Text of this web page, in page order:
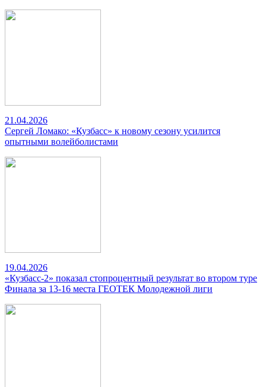
21.04.2026
Сергей Ломако: «Кузбасс» к новому сезону усилится
опытными волейболистами
19.04.2026
«Кузбасс-2» показал стопроцентный результат во втором туре
Финала за 13-16 места ГЕОТЕК Молодежной лиги